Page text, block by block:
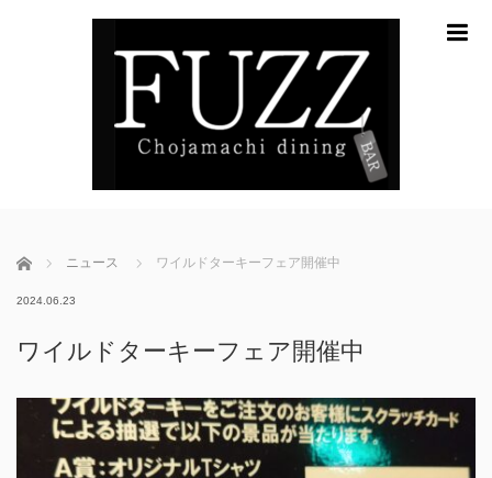
ホーム ニュース ワイルドターキーフェア開催中
2024.06.23
ワイルドターキーフェア開催中